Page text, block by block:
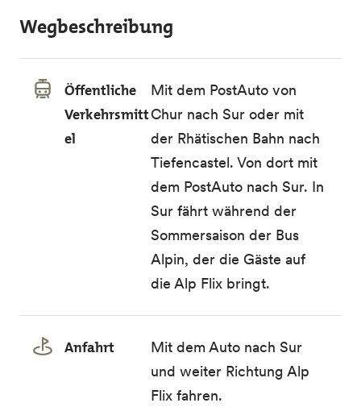
Wegbeschreibung
Öffentliche
Verkehrsmitt
el
Mit dem PostAuto von
Chur nach Sur oder mit
der Rhätischen Bahn nach
Tiefencastel. Von dort mit
dem PostAuto nach Sur. In
Sur fährt während der
Sommersaison der Bus
Alpin, der die Gäste auf
die Alp Flix bringt.
Anfahrt
Mit dem Auto nach Sur
und weiter Richtung Alp
Flix fahren.